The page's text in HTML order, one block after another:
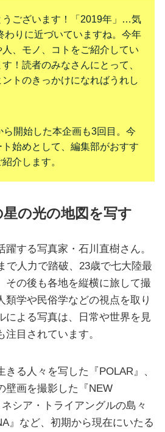
うございます！「2019年」…気
わりに近づいていますね。今年
、モノ、コトをご紹介してい
！読者のみなさんにとって、
トのきっかけになればうれし
ら開始した本企画も3回目。今
始めとして、編集部がおすす
介します。
の光の地図を写す
する写真家・石川直樹さん。
で人力で踏破、23歳で七大陸最
その後も各地を縦横に旅して撮
類学や民俗学などの視点を取り
による写真は、日常や世界を見
目されています。
る人々を写した『POLAR』、
壁画を撮影した『NEW
シア・トライアングルの島々
』など、初期から現在にいたる